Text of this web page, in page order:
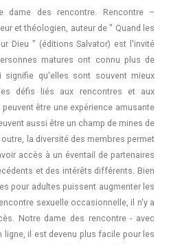
dame des rencontre. Rencontre –
et théologien, auteur de " Quand les
Dieu " (éditions Salvator) est l'invité
matures ont connu plus de
qu'elles sont souvent mieux
défis liés aux rencontres et aux
être une expérience amusante
aussi être un champ de mines de
la diversité des membres permet
accès à un éventail de partenaires
et des intérêts différents. Bien
pour adultes puissent augmenter les
sexuelle occasionnelle, il n'y a
Notre dame des rencontre - avec
ligne, il est devenu plus facile pour les